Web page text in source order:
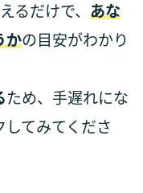
るだけで、 あな
かの目安がわかり
ため、手遅れにな
てみてくださ